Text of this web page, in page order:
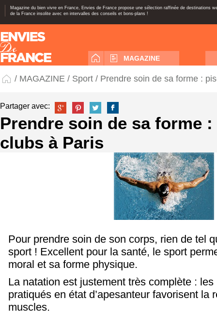
Magazine du bien vivre en France, Envies de France propose une sélection raffinée de destinations
de la France insolite avec en intervalles des conseils et bons-plans !
MAGAZINE
/ MAGAZINE / Sport / Prendre soin de sa forme :
Partager avec:
Prendre soin de sa forme
clubs à Paris
Pour prendre soin de son corps, rien de tel
sport ! Excellent pour la santé, le sport
moral et sa forme physique.
La natation est justement très complète :
pratiqués en état d’apesanteur favorisent la
muscles.